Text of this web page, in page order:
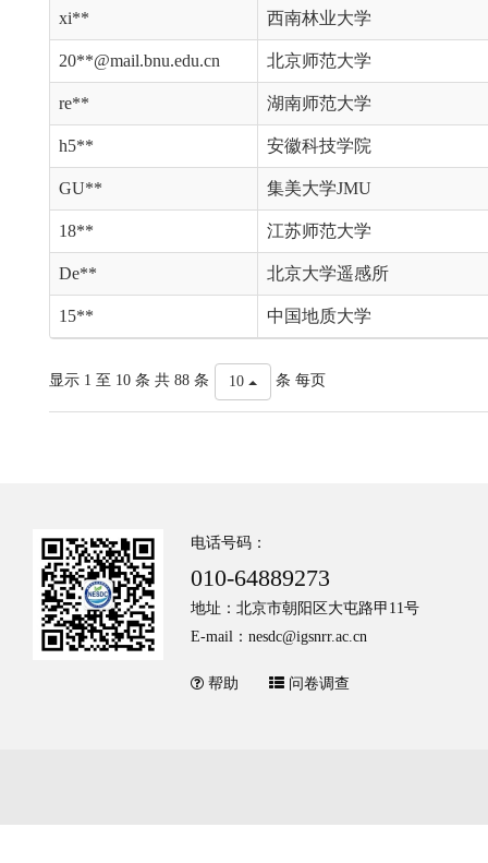
xi** 西南林业大学
20**@mail.bnu.edu.cn 北京师范大学
re** 湖南师范大学
h5** 安徽科技学院
GU** 集美大学JMU
18** 江苏师范大学
De** 北京大学遥感所
15** 中国地质大学
显示 1 至 10 条 共 88 条 10 条 每页
电话号码：
010-64889273
地址：北京市朝阳区大屯路甲11号
E-mail：nesdc@igsnrr.ac.cn
帮助 问卷调查